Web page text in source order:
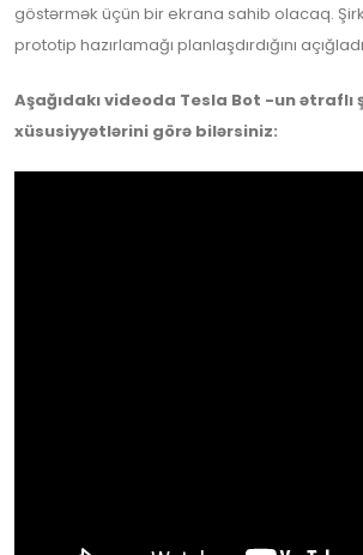
göstərmək üçün bir ekrana sahib olacaq.
prototip hazırlamağı planlaşdırdığını
Aşağıdakı videoda Tesla Bot -un ətraflı
xüsusiyyətlərini görə bilərsiniz: